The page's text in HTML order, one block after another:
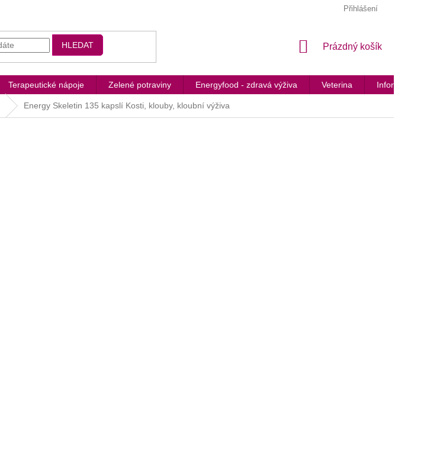
Přihlášení
HLEDAT
NÁKUPNÍ
Prázdný košík
Terapeutické nápoje Zelené potraviny Energyfood - zdravá výživa Veterina Informované
Energy Skeletin 135 kapslí Kosti, klouby, kloubní výživa